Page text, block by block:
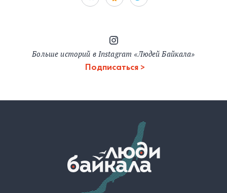
Больше историй в Instagram «Людей Байкала»
Подписаться